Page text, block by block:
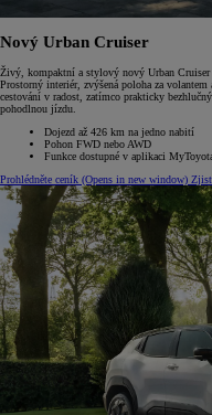
Nový Urban Cruiser
Živý, kompaktní a stylový nový Urban Cruiser
Prostorný interiér, zvýšená poloha za
cestování v radost, zatímco prakticky
pohodlnou jízdu.
Dojezd až 426 km na jedno nabití
Pohon FWD nebo AWD
Funkce dostupné v aplikaci
Prohlédněte ceník (Opens in new window)